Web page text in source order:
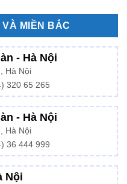
MIỀN BẮC
- Hà Nội
Hà Nội
320 65 265
- Hà Nội
Hà Nội
36 444 999
Nội